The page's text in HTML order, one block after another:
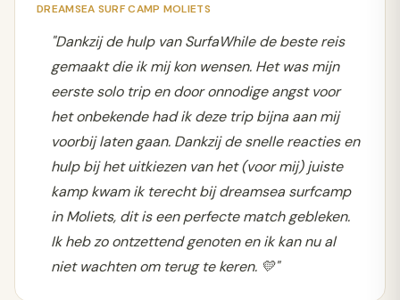
DREAMSEA SURF CAMP MOLIETS
"Dankzij de hulp van SurfaWhile de beste reis
gemaakt die ik mij kon wensen. Het was mijn
eerste solo trip en door onnodige angst voor
het onbekende had ik deze trip bijna aan mij
voorbij laten gaan. Dankzij de snelle reacties en
hulp bij het uitkiezen van het (voor mij) juiste
kamp kwam ik terecht bij dreamsea surfcamp
in Moliets, dit is een perfecte match gebleken.
Ik heb zo ontzettend genoten en ik kan nu al
niet wachten om terug te keren. 💛"